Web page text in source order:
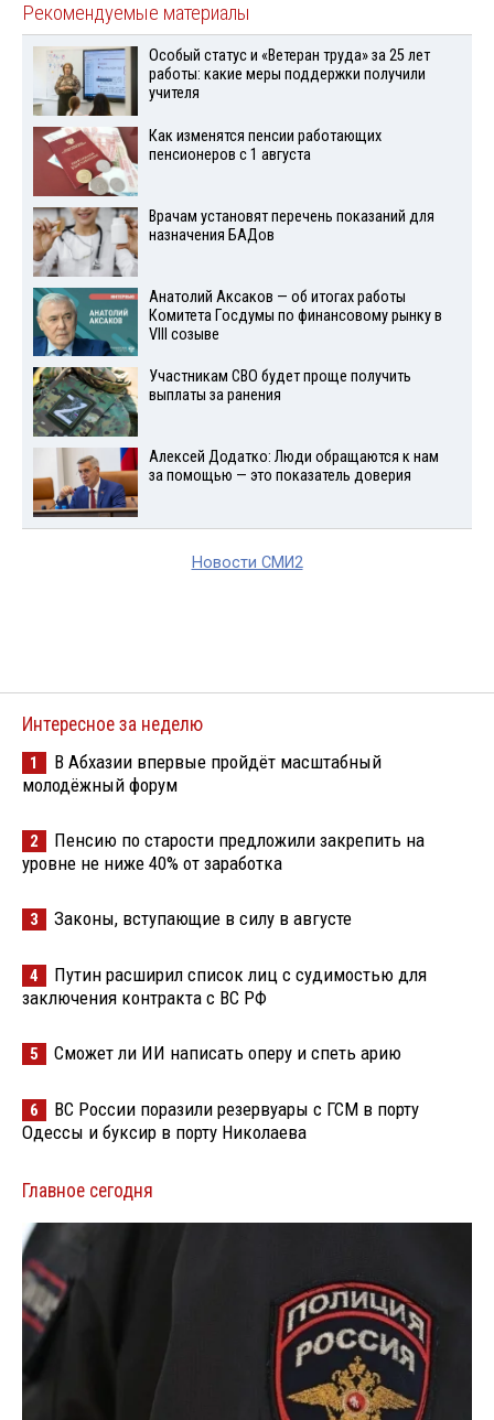
Рекомендуемые материалы
Особый статус и «Ветеран труда» за 25 лет
работы: какие меры поддержки получили
учителя
Как изменятся пенсии работающих
пенсионеров с 1 августа
Врачам установят перечень показаний для
назначения БАДов
Анатолий Аксаков — об итогах работы
Комитета Госдумы по финансовому рынку в
VIII созыве
Участникам СВО будет проще получить
выплаты за ранения
Алексей Додатко: Люди обращаются к нам
за помощью — это показатель доверия
Новости СМИ2
Интересное за неделю
1
В Абхазии впервые пройдёт масштабный
молодёжный форум
2
Пенсию по старости предложили закрепить на
уровне не ниже 40% от заработка
3 Законы, вступающие в силу в августе
4
Путин расширил список лиц с судимостью для
заключения контракта с ВС РФ
5 Сможет ли ИИ написать оперу и спеть арию
6
ВС России поразили резервуары с ГСМ в порту
Одессы и буксир в порту Николаева
Главное сегодня